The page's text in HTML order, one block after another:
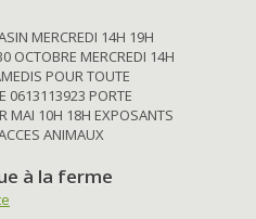
MERCREDI 14H 19H
OCTOBRE MERCREDI 14H
POUR TOUTE
0613113923 PORTE
MAI 10H 18H EXPOSANTS
ANIMAUX
à la ferme